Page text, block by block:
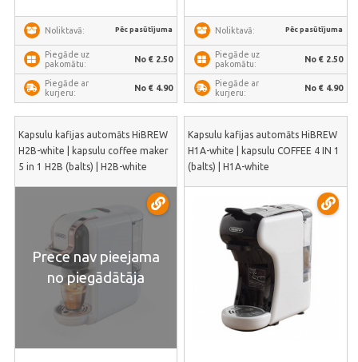
Noliktavā: Pēc pasūtījuma
Piegāde uz
pakomātu:
No € 2.50
Piegāde ar
kurjeru:
No € 4.90
Noliktavā: Pēc pasūtījuma
Piegāde uz
pakomātu:
No € 2.50
Piegāde ar
kurjeru:
No € 4.90
Kapsulu kafijas automāts HiBREW
H2B-white | kapsulu coffee maker
5 in 1 H2B (balts) | H2B-white
Prece nav pieejama
no piegādātāja
Kapsulu kafijas automāts HiBREW
H1A-white | kapsulu COFFEE 4 IN 1
(balts) | H1A-white